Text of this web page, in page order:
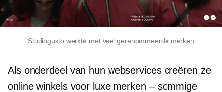
Studiogusto werkte met veel gerenommeerde merken
Als onderdeel van hun webservices creëren ze
online winkels voor luxe merken – sommige